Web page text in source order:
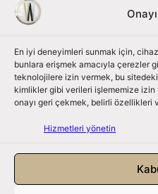
En iyi deneyimleri sunmak için,
bunlara erişmek amacıyla çerezler
teknolojilere izin vermek, bu
kimlikler gibi verileri işlememize
onayı geri çekmek, belirli özellikleri
Hizmetleri yönetin
Bizimle iletişime geçin:
Bizi